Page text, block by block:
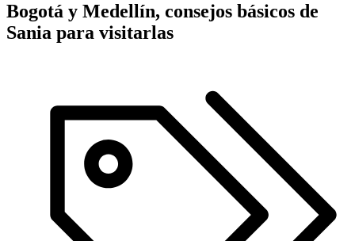
Bogotá y Medellín, consejos básicos de
Sania para visitarlas